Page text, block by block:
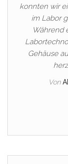
konnten wir
im Labor
Während
Gehäuse
Von